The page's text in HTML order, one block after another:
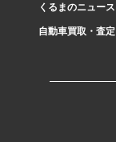
くるまのニュース
自動車買取・査定